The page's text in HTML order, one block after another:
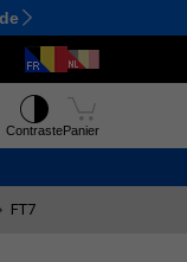
M
ContrastePanier
FT7